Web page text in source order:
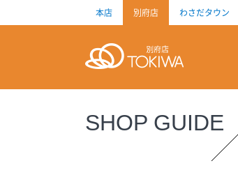
本店 別府店 わさだタウン
SHOP GUIDE